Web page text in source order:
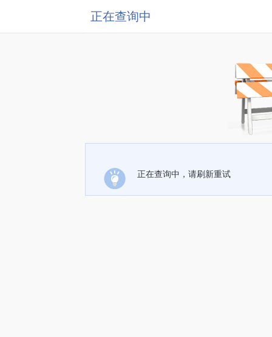
正在查询中
正在查询中，请刷新重试